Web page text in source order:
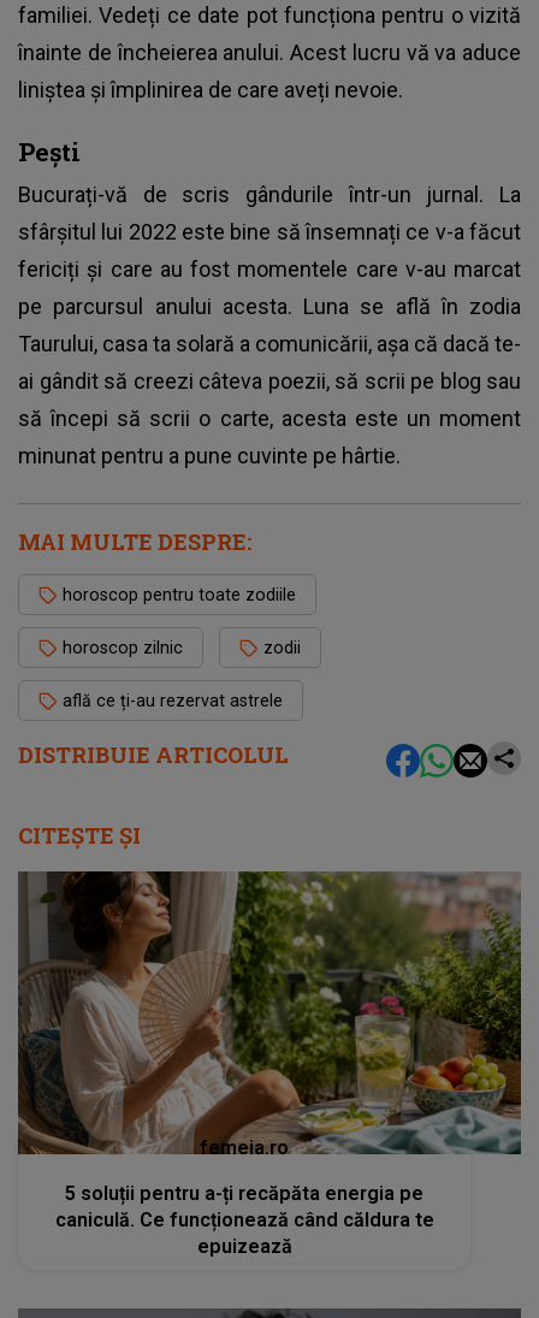
DISTRIBUIE ARTICOLUL
familiei. Vedeți ce date pot funcționa pentru o vizită
înainte de încheierea anului. Acest lucru vă va aduce
liniștea și împlinirea de care aveți nevoie.
Pești
Bucurați-vă de scris gândurile într-un jurnal. La
sfârșitul lui 2022 este bine să însemnați ce v-a făcut
fericiți și care au fost momentele care v-au marcat
pe parcursul anului acesta. Luna se află în zodia
Taurului, casa ta solară a comunicării, așa că dacă te-
ai gândit să creezi câteva poezii, să scrii pe blog sau
să începi să scrii o carte, acesta este un moment
minunat pentru a pune cuvinte pe hârtie.
MAI MULTE DESPRE:
horoscop pentru toate zodiile
horoscop zilnic zodii
află ce ți-au rezervat astrele
CITEȘTE ȘI
femeia.ro
5 soluții pentru a-ți recăpăta energia pe
caniculă. Ce funcționează când căldura te
epuizează